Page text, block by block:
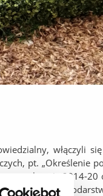
włączyli
pt. „Określenie
perspektywie 2014-20
w opinii